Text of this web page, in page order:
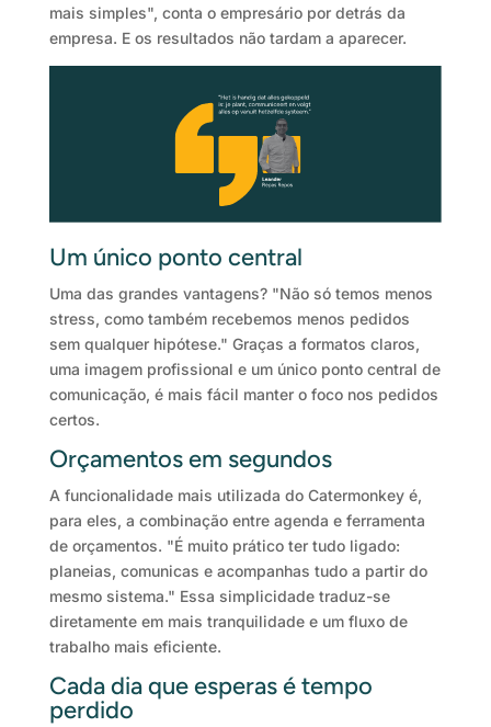
mais simples", conta o empresário por detrás da
empresa. E os resultados não tardam a aparecer.
Um único ponto central
Uma das grandes vantagens? "Não só temos menos
stress, como também recebemos menos pedidos
sem qualquer hipótese." Graças a formatos claros,
uma imagem profissional e um único ponto central de
comunicação, é mais fácil manter o foco nos pedidos
certos.
Orçamentos em segundos
A funcionalidade mais utilizada do Catermonkey é,
para eles, a combinação entre agenda e ferramenta
de orçamentos. "É muito prático ter tudo ligado:
planeias, comunicas e acompanhas tudo a partir do
mesmo sistema." Essa simplicidade traduz-se
diretamente em mais tranquilidade e um fluxo de
trabalho mais eficiente.
Cada dia que esperas é tempo
perdido